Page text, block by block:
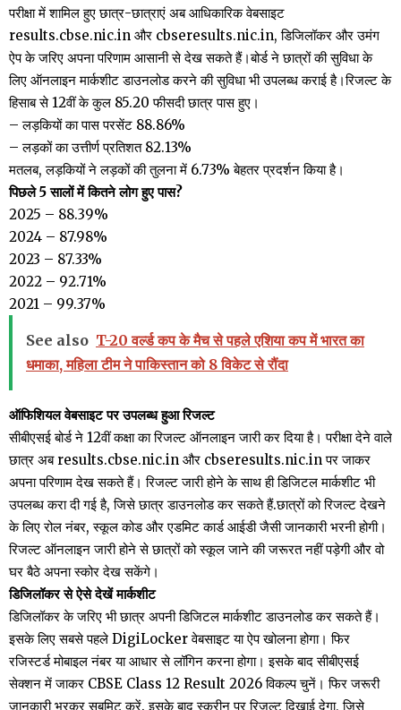
परीक्षा में शामिल हुए छात्र-छात्राएं अब आधिकारिक वेबसाइट
results.cbse.nic.in और cbseresults.nic.in, डिजिलॉकर और उमंग
ऐप के जरिए अपना परिणाम आसानी से देख सकते हैं।बोर्ड ने छात्रों की सुविधा के
लिए ऑनलाइन मार्कशीट डाउनलोड करने की सुविधा भी उपलब्ध कराई है।रिजल्ट के
हिसाब से 12वीं के कुल 85.20 फीसदी छात्र पास हुए।
– लड़कियों का पास परसेंट 88.86%
– लड़कों का उत्तीर्ण प्रतिशत 82.13%
मतलब, लड़कियों ने लड़कों की तुलना में 6.73% बेहतर प्रदर्शन किया है।
पिछले 5 सालों में कितने लोग हुए पास?
2025 – 88.39%
2024 – 87.98%
2023 – 87.33%
2022 – 92.71%
2021 – 99.37%
See also T-20 वर्ल्ड कप के मैच से पहले एशिया कप में भारत का
धमाका, महिला टीम ने पाकिस्तान को 8 विकेट से रौंदा
ऑफिशियल वेबसाइट पर उपलब्ध हुआ रिजल्ट
सीबीएसई बोर्ड ने 12वीं कक्षा का रिजल्ट ऑनलाइन जारी कर दिया है। परीक्षा देने वाले
छात्र अब results.cbse.nic.in और cbseresults.nic.in पर जाकर
अपना परिणाम देख सकते हैं। रिजल्ट जारी होने के साथ ही डिजिटल मार्कशीट भी
उपलब्ध करा दी गई है, जिसे छात्र डाउनलोड कर सकते हैं.छात्रों को रिजल्ट देखने
के लिए रोल नंबर, स्कूल कोड और एडमिट कार्ड आईडी जैसी जानकारी भरनी होगी।
रिजल्ट ऑनलाइन जारी होने से छात्रों को स्कूल जाने की जरूरत नहीं पड़ेगी और वो
घर बैठे अपना स्कोर देख सकेंगे।
डिजिलॉकर से ऐसे देखें मार्कशीट
डिजिलॉकर के जरिए भी छात्र अपनी डिजिटल मार्कशीट डाउनलोड कर सकते हैं।
इसके लिए सबसे पहले DigiLocker वेबसाइट या ऐप खोलना होगा। फिर
रजिस्टर्ड मोबाइल नंबर या आधार से लॉगिन करना होगा। इसके बाद सीबीएसई
सेक्शन में जाकर CBSE Class 12 Result 2026 विकल्प चुनें। फिर जरूरी
जानकारी भरकर सबमिट करें. इसके बाद स्क्रीन पर रिजल्ट दिखाई देगा, जिसे